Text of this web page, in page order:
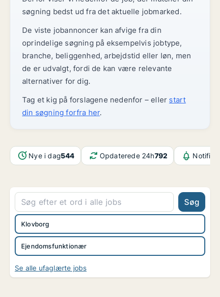
søgning bedst ud fra det aktuelle jobmarked.
De viste jobannoncer kan afvige fra din
oprindelige søgning på eksempelvis jobtype,
branche, beliggenhed, arbejdstid eller løn, men
de er udvalgt, fordi de kan være relevante
alternativer for dig.
Tag et kig på forslagene nedenfor – eller start
din søgning forfra her.
Nye i dag544 Opdaterede 24h792
Søg
Ejendomsfunktionær
Klovborg
Se alle ufaglærte jobs